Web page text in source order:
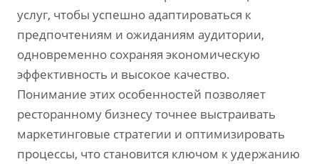
услуг, чтобы успешно адаптироваться к
предпочтениям и ожиданиям аудитории,
одновременно сохраняя экономическую
эффективность и высокое качество.
Понимание этих особенностей позволяет
ресторанному бизнесу точнее выстраивать
маркетинговые стратегии и оптимизировать
процессы, что становится ключом к удержанию